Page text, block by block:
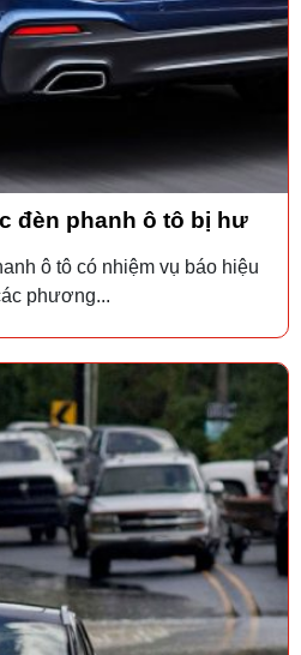
đèn phanh ô tô bị hư
ô tô có nhiệm vụ báo hiệu
phương...